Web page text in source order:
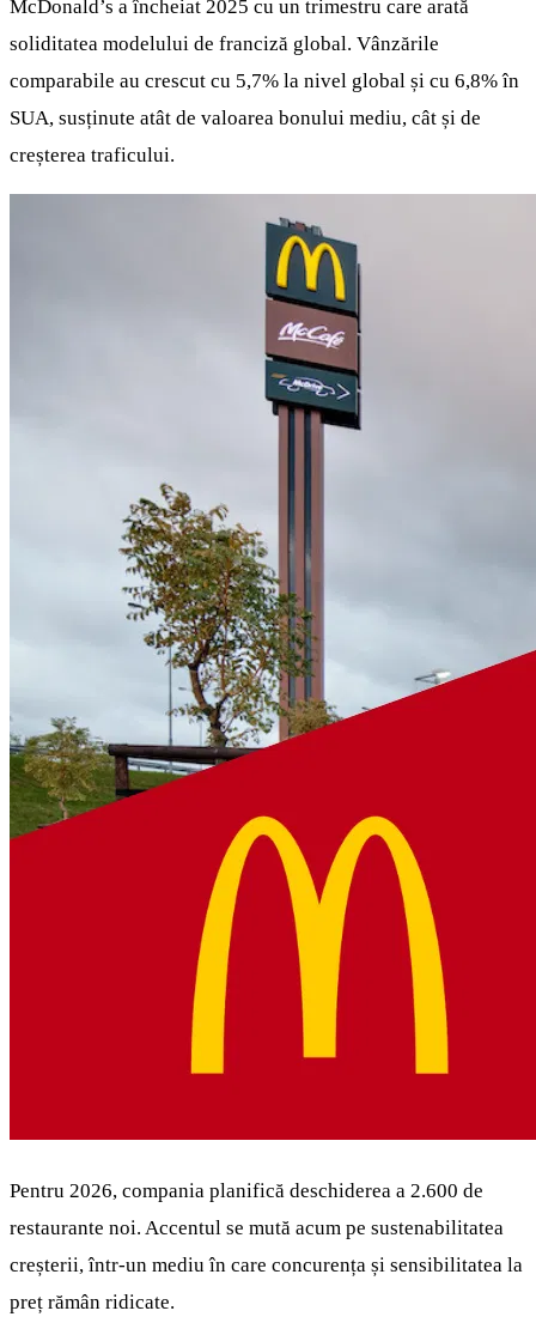
McDonald’s a încheiat 2025 cu un trimestru care arată
soliditatea modelului de franciză global. Vânzările
comparabile au crescut cu 5,7% la nivel global și cu 6,8% în
SUA, susținute atât de valoarea bonului mediu, cât și de
creșterea traficului.
Pentru 2026, compania planifică deschiderea a 2.600 de
restaurante noi. Accentul se mută acum pe sustenabilitatea
creșterii, într-un mediu în care concurența și sensibilitatea la
preț rămân ridicate.